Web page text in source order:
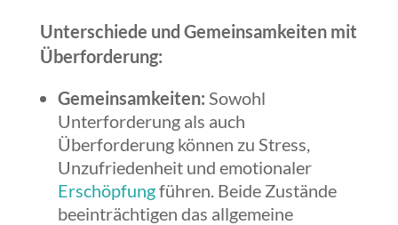
Unterschiede und Gemeinsamkeiten mit
Überforderung:
Gemeinsamkeiten: Sowohl
Unterforderung als auch
Überforderung können zu Stress,
Unzufriedenheit und emotionaler
Erschöpfungführen. Beide Zustände
beeinträchtigen das allgemeine